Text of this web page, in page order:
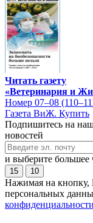
Читать газету
«Ветеринария и
Номер 07–08
Газета ВиЖ. Купить
Подпишитесь на
новостей
и выберите большее
15 10
Нажимая на кнопку,
персональных